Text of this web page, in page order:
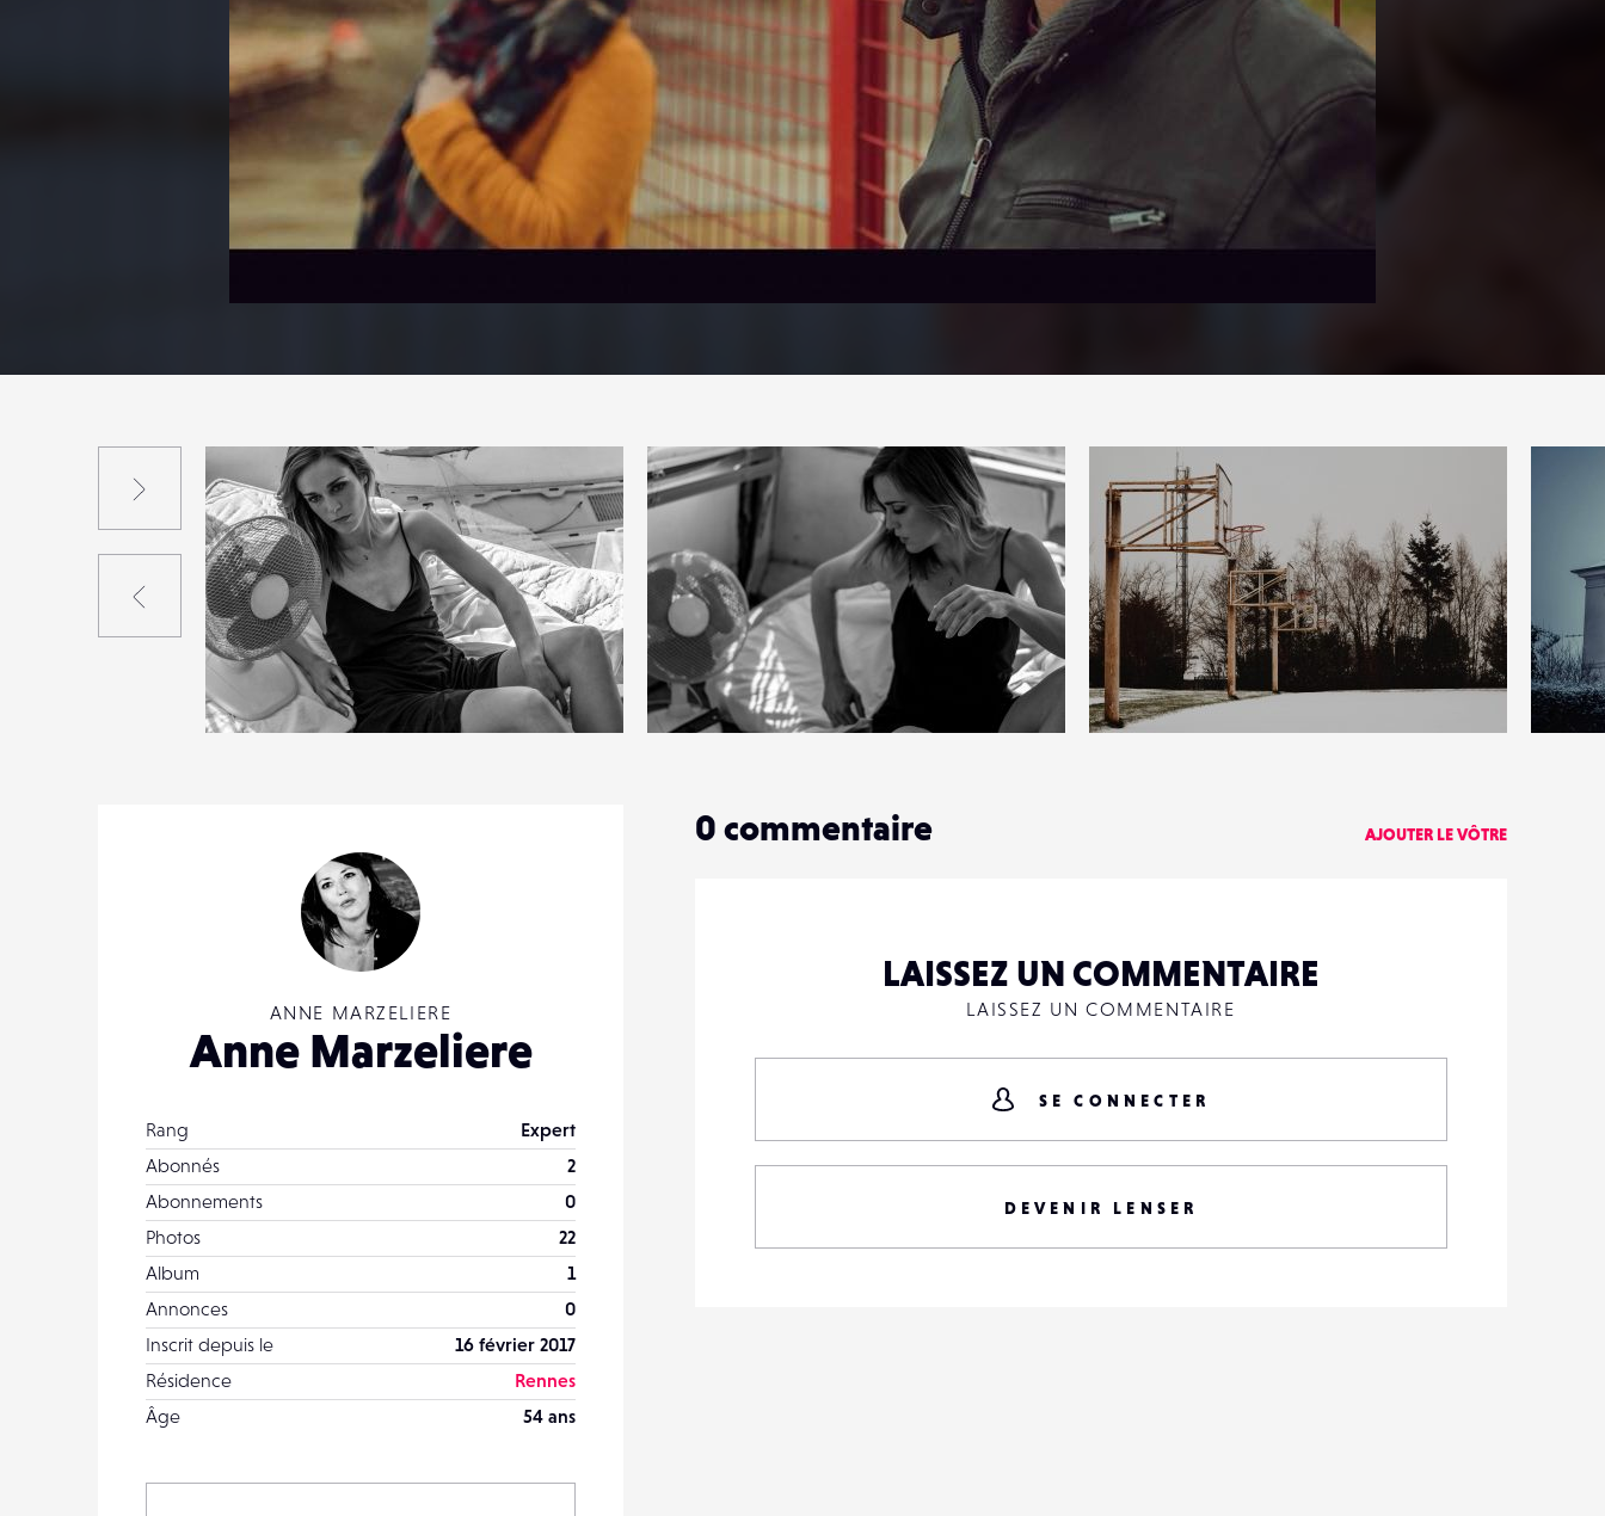
3
30
4
28
3
19
Suivant
Précédent
ANNE MARZELIERE
Anne Marzeliere
Rang
Expert
Abonnés
2
Abonnements
0
Photos
22
Album
1
Annonces
0
Inscrit depuis le
16 février 2017
Résidence
Rennes
Âge
54 ans
0 commentaire AJOUTER LE VÔTRE
LAISSEZ UN COMMENTAIRE
LAISSEZ UN COMMENTAIRE
SE CONNECTER
DEVENIR LENSER